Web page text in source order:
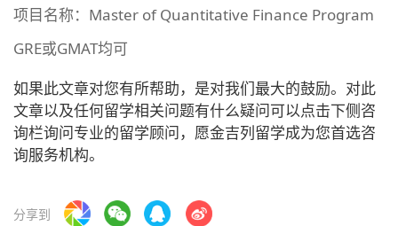
项目名称：Master of Quantitative Finance Program
GRE或GMAT均可
如果此文章对您有所帮助，是对我们最大的鼓励。对此
文章以及任何留学相关问题有什么疑问可以点击下侧咨
询栏询问专业的留学顾问，愿金吉列留学成为您首选咨
询服务机构。
分享到